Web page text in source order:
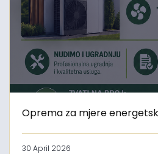
Oprema za mjere
30 April 2026